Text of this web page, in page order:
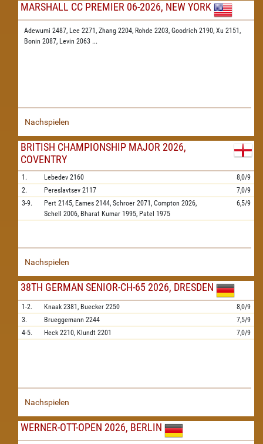
MARSHALL CC PREMIER 06-2026, NEW YORK
Adewumi 2487, Lee 2271, Zhang 2204, Rohde 2203, Goodrich 2190, Xu 2151,
Bonin 2087, Levin 2063 ...
Nachspielen
BRITISH CHAMPIONSHIP MAJOR 2026,
COVENTRY
1. Lebedev 2160
8,0/9
2.
Pereslavtsev 2117
7,0/9
3-9.
Pert 2145, Eames 2144, Schroer 2071, Compton 2026,
Schell
2006, Bharat Kumar 1995, Patel 1975
6,5/9
Nachspielen
38TH GERMAN SENIOR-CH-65 2026, DRESDEN
1-2. Knaak 2381, Buecker 2250
8,0/9
3.
Brueggemann 2244
7,5/9
4-5.
Heck 2210, Klundt 2201 7,0/9
Nachspielen
WERNER-OTT-OPEN 2026, BERLIN